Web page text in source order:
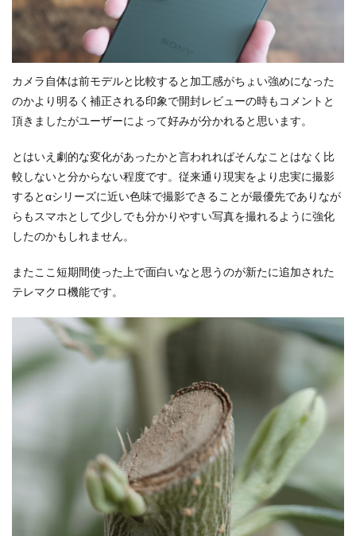
カメラ自体は前モデルと比較すると加工感がちょい強めになった
のかより明るく補正される印象で開封レビューの時もコメントと
頂きましたがユーザーによって好みが分かれると思います。
とはいえ劇的な変化があったかと言われればそんなことはなく比
較しないと分からない程度です。従来通り現実をより忠実に撮影
するとαシリーズに近い色味で撮影できることが最優先でありなが
らもスマホとして少しでも分かりやすい写真を撮れるように強化
したのかもしれません。
またここ短期間使った上で面白いなと思うのが新たに追加された
テレマクロ機能です。